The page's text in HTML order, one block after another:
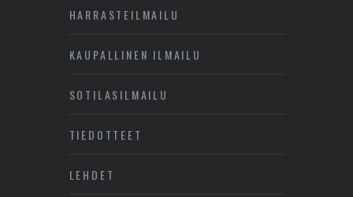
HARRASTEILMAILU
KAUPALLINEN ILMAILU
SOTILASILMAILU
TIEDOTTEET
LEHDET